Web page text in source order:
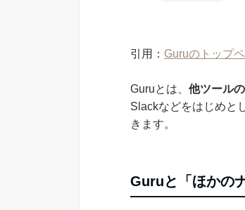
引用： Guruのトップ
Guruとは、 他ツール
Slackなどをはじめと
きます。
Guruと「ほかの